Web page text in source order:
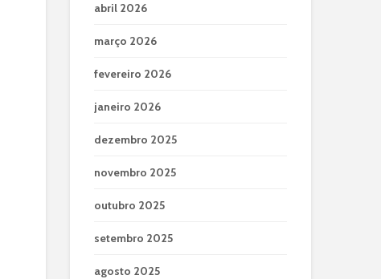
abril 2026
março 2026
fevereiro 2026
janeiro 2026
dezembro 2025
novembro 2025
outubro 2025
setembro 2025
agosto 2025